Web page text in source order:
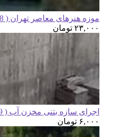
موزه هنرهای معاصر تهران ( 8 پاورپوینت )
۲۳,۰۰۰ تومان
اجرای سازه بتنی مخزن آب ( 259 اسلاید )
۶,۰۰۰ تومان